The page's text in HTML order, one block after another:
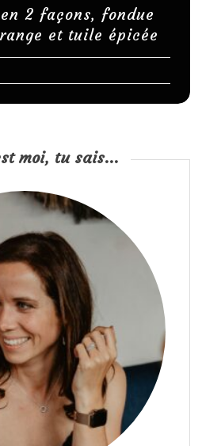
2 façons, fondue
et tuile épicée
moi, tu sais...